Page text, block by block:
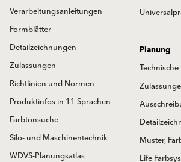
Verarbeitungsanleitungen
Formblätter
Detailzeichnungen
Zulassungen
Richtlinien und Normen
Produktinfos in 11 Sprachen
Farbtonsuche
Silo- und Maschinentechnik
WDVS-Planungsatlas
Planung
Muster,
Life